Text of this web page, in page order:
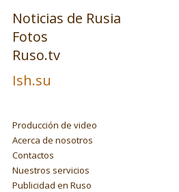
Noticias de Rusia
Fotos
Ruso.tv
Ish.su
Producción de video
Acerca de nosotros
Contactos
Nuestros servicios
Publicidad en Ruso